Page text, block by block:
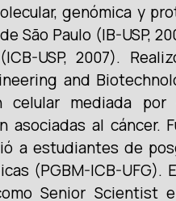
genómica y
São Paulo (IB-USP,
USP, 2007).
and
celular mediada por
al cáncer.
a estudiantes de
(PGBM-ICB-UFG).
Senior Scientist